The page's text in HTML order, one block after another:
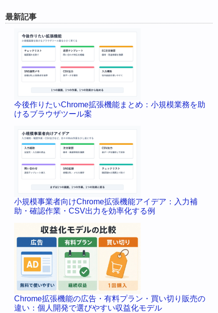
最新記事
今後作りたいChrome拡張機能まとめ：小規模業務を助
けるブラウザツール案
小規模事業者向けChrome拡張機能アイデア：入力補
助・確認作業・CSV出力を効率化する例
Chrome拡張機能の広告・有料プラン・買い切り販売の
違い：個人開発で選びやすい収益化モデル